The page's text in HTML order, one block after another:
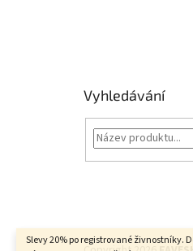
Slevy 20% po registrované živnostníky.
Vyhledávání